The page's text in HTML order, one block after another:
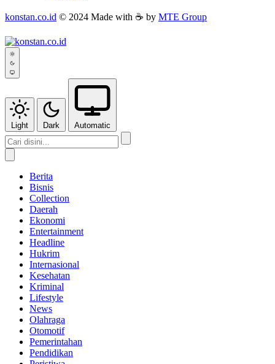
konstan.co.id © 2024 Made with ☕ by MTE Group
Light Dark Automatic
Berita
Bisnis
Collection
Daerah
Ekonomi
Entertainment
Headline
Hukrim
Internasional
Kesehatan
Kriminal
Lifestyle
News
Olahraga
Otomotif
Pemerintahan
Pendidikan